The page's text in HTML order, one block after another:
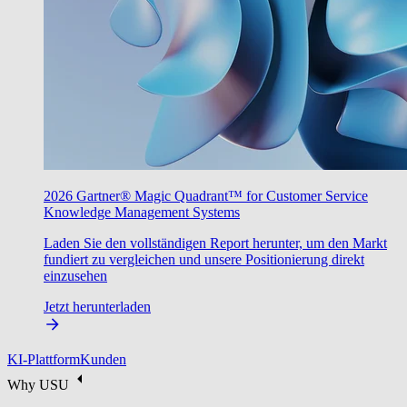
2026 Gartner® Magic Quadrant™ for Customer Service
Knowledge Management Systems
Laden Sie den vollständigen Report herunter, um den Markt
fundiert zu vergleichen und unsere Positionierung direkt
einzusehen
Jetzt herunterladen
KI-PlattformKunden
Why USU